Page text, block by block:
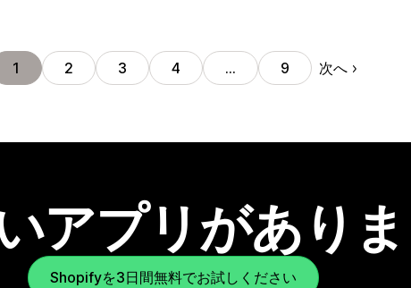
1 2 3 4 … 9 次へ
アプリがあり
Shopifyを3日間無料でお試しください